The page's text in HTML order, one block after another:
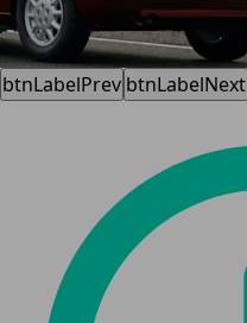
btnLabelPrev btnLabelNext